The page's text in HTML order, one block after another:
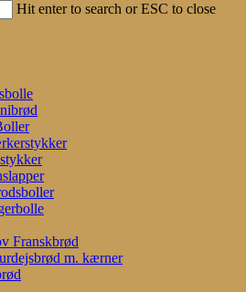
Hit enter to search or ESC to close
Franskbrød
m. kærner